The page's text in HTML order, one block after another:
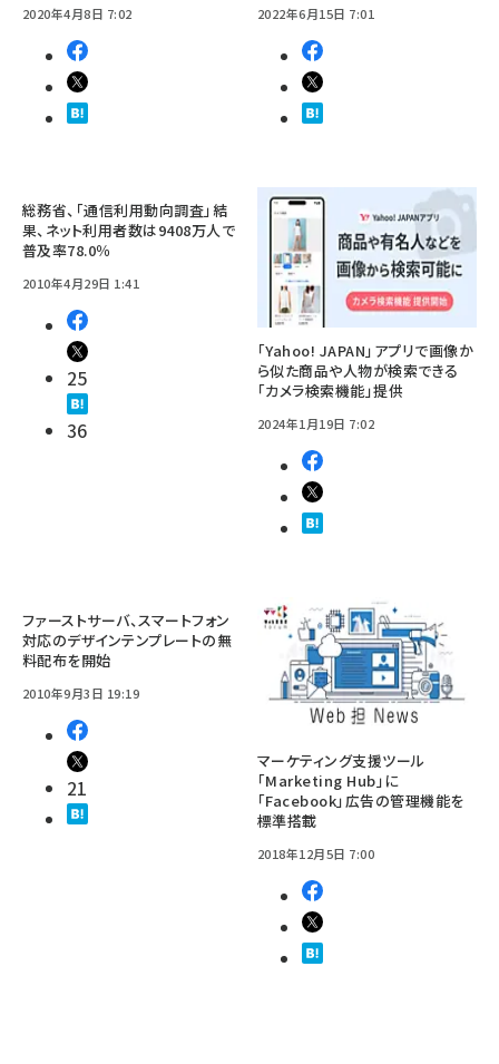
2020年4月8日 7:02 2022年6月15日 7:01
総務省、「通信利用動向調査」結
果、ネット利用者数は9408万人で
普及率78.0％
2010年4月29日 1:41
25
36
「Yahoo! JAPAN」アプリで画像か
ら似た商品や人物が検索できる
「カメラ検索機能」提供
2024年1月19日 7:02
ファーストサーバ、スマートフォン
対応のデザインテンプレートの無
料配布を開始
2010年9月3日 19:19
21
マーケティング支援ツール
「Marketing Hub」に
「Facebook」広告の管理機能を
標準搭載
2018年12月5日 7:00